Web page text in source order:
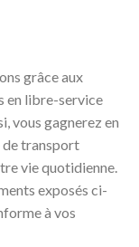
grâce aux
en libre-service
vous gagnerez en
de transport
vie quotidienne.
exposés ci-
à vos